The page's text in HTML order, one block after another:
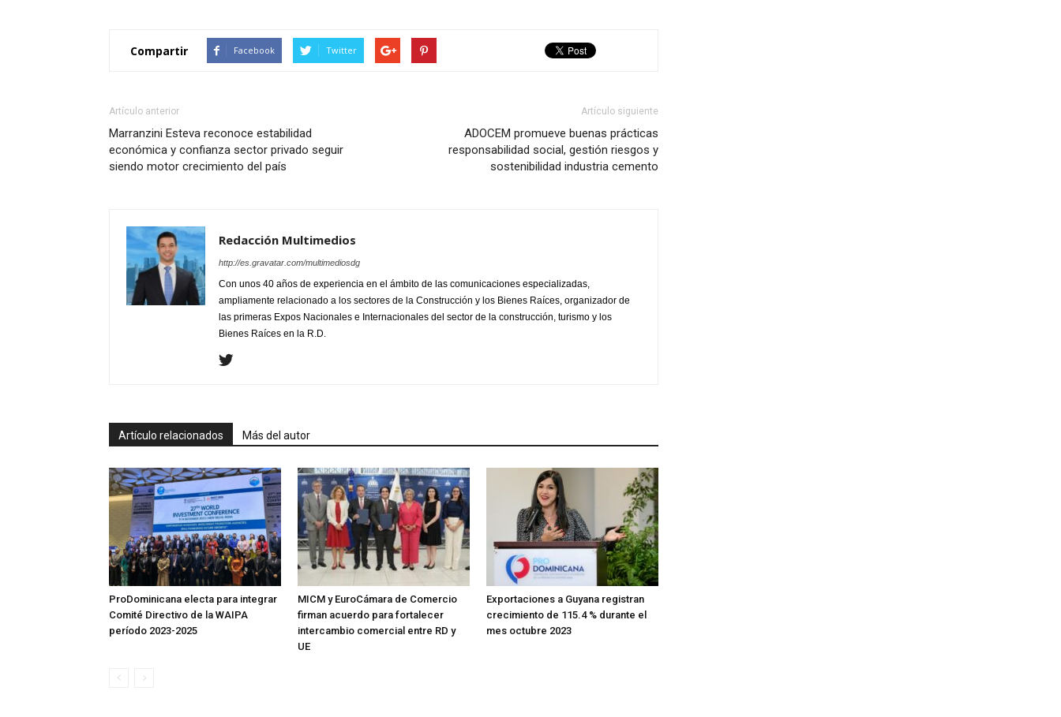
Compartir Facebook Twitter
Artículo anterior
Marranzini Esteva reconoce estabilidad
económica y confianza sector privado seguir
siendo motor crecimiento del país
Artículo siguiente
ADOCEM promueve buenas prácticas
responsabilidad social, gestión riesgos y
sostenibilidad industria cemento
Redacción Multimedios
http://es.gravatar.com/multimediosdg
Con unos 40 años de experiencia en el ámbito de las comunicaciones especializadas,
ampliamente relacionado a los sectores de la Construcción y los Bienes Raíces, organizador de
las primeras Expos Nacionales e Internacionales del sector de la construcción, turismo y los
Bienes Raíces en la R.D.
Artículo relacionados Más del autor
ProDominicana electa para integrar
Comité Directivo de la WAIPA
período 2023-2025
MICM y EuroCámara de Comercio
firman acuerdo para fortalecer
intercambio comercial entre RD y
UE
Exportaciones a Guyana registran
crecimiento de 115.4 % durante el
mes octubre 2023